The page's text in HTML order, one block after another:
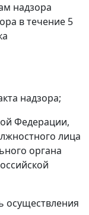
надзора
в течение 5
надзора;
Федерации,
лица
органа
осуществления